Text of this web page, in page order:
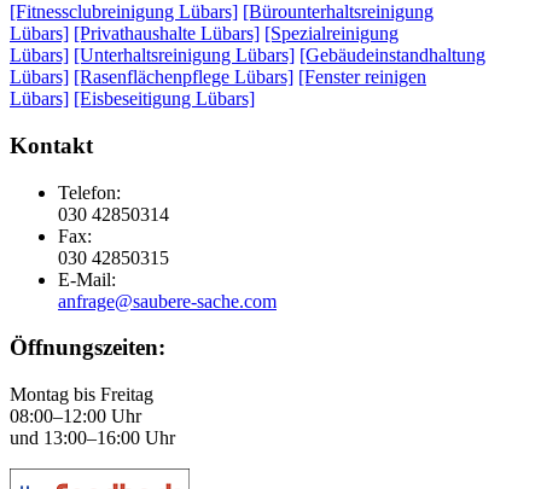
[Fitnessclubreinigung Lübars] [Bürounterhaltsreinigung
Lübars] [Privathaushalte Lübars] [Spezialreinigung
Lübars] [Unterhaltsreinigung Lübars] [Gebäudeinstandhaltung
Lübars] [Rasenflächenpflege Lübars] [Fenster reinigen
Lübars] [Eisbeseitigung Lübars]
Kontakt
Telefon:
030 42850314
Fax:
030 42850315
E-Mail:
anfrage@saubere-sache.com
Öffnungszeiten:
Montag bis Freitag
08:00–12:00 Uhr
und 13:00–16:00 Uhr